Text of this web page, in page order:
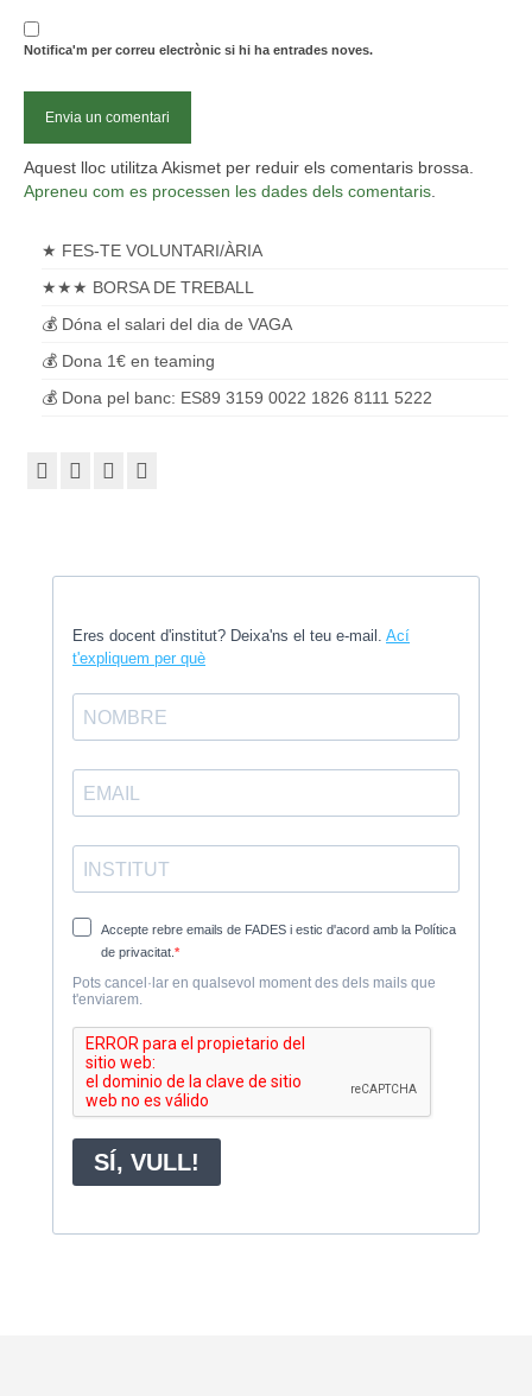
Notifica'm per correu electrònic si hi ha entrades noves.
Aquest lloc utilitza Akismet per reduir els comentaris brossa.
Apreneu com es processen les dades dels comentaris
★ FES-TE VOLUNTARI/ÀRIA
★★★ BORSA DE TREBALL
💰 Dóna el salari del dia de VAGA
💰 Dona 1€ en teaming
💰 Dona pel banc: ES89 3159 0022 1826 8111 5222